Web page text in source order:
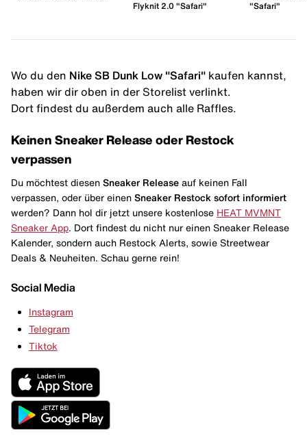
Flyknit 2.0 "Safari"
"Safari"
Wo du den Nike SB Dunk Low "Safari" kaufen kannst,
haben wir dir oben in der Storelist verlinkt.
Dort findest du außerdem auch alle Raffles.
Keinen Sneaker Release oder Restock
verpassen
Du möchtest diesen Sneaker Release auf keinen Fall
verpassen, oder über einen Sneaker Restock sofort informiert
werden? Dann hol dir jetzt unsere kostenlose HEAT MVMNT
Sneaker App. Dort findest du nicht nur einen Sneaker Release
Kalender, sondern auch Restock Alerts, sowie Streetwear
Deals & Neuheiten. Schau gerne rein!
Social Media
Instagram
Telegram
Tiktok